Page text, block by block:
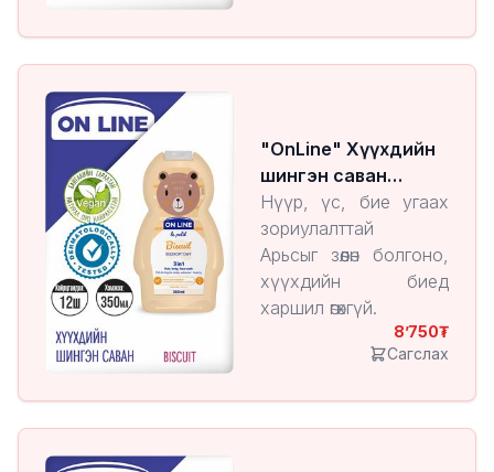
"OnLine" Хүүхдийн
шингэн саван
Biscuit
Нүүр, үс, бие угаах
зориулалттай
Арьсыг зөөлөн болгоно,
хүүхдийн биед
харшил өгөхгүй.
8’750
Сагслах